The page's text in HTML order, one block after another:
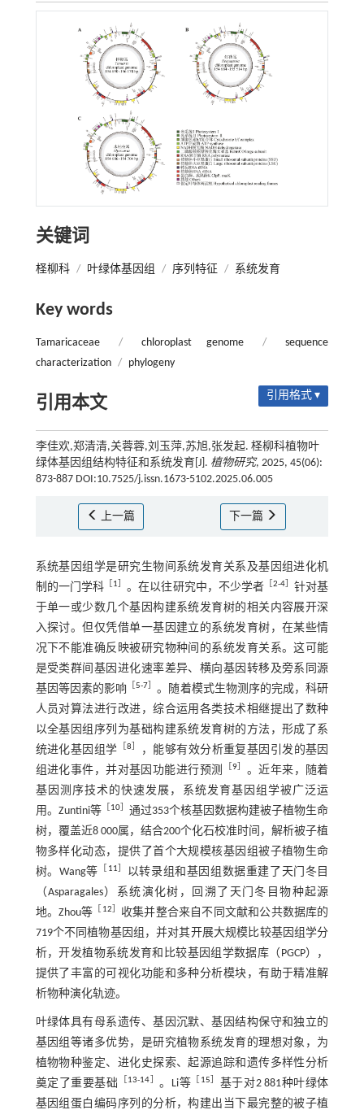
关键词
柽柳科 / 叶绿体基因组 / 序列特征 / 系统发育
Key words
Tamaricaceae / chloroplast genome /
sequence
characterization / phylogeny
引用本文 引用格式 ▾
李佳欢,郑清清,关蓉蓉,刘玉萍,苏旭,张发起. 柽柳科植物叶
绿体基因组结构特征和系统发育[J]. 植物研究, 2025, 45(06):
873-887 DOI:10.7525/j.issn.1673-5102.2025.06.005
上一篇 下一篇
系统基因组学是研究生物间系统发育关系及基因组进化机
制的一门学科
1 。在以往研究中，不少学者 ［2-4 ］针对基
于单一或少数几个基因构建系统发育树的相关内容展开深
入探讨。但仅凭借单一基因建立的系统发育树，在某些情
况下不能准确反映被研究物种间的系统发育关系。这可能
是受类群间基因进化速率差异、横向基因转移及旁系同源
基因等因素的影响
［5-7
。随着模式生物测序的完成，科研
人员对算法进行改进，综合运用各类技术相继提出了数种
以全基因组序列为基础构建系统发育树的方法，形成了系
统进化基因组学 ［8
，能够有效分析重复基因引发的基因
组进化事件，并对基因功能进行预测
9］ 。近年来，随着
基因测序技术的快速发展，系统发育基因组学被广泛运
用。Zuntini等［ 10］ 通过353个核基因数据构建被子植物生命
树，覆盖近8 000属，结合200个化石校准时间，解析被子植
物多样化动态，提供了首个大规模核基因组被子植物生命
树。Wang等
11
以转录组和基因组数据重建了天门冬目
（Asparagales）系统演化树，回溯了天门冬目物种起源
地。Zhou等
12
收集并整合来自不同文献和公共数据库的
719个不同植物基因组，并对其开展大规模比较基因组学分
析，开发植物系统发育和比较基因组学数据库（PGCP），
提供了丰富的可视化功能和多种分析模块，有助于精准解
析物种演化轨迹。
叶绿体具有母系遗传、基因沉默、基因结构保守和独立的
基因组等诸多优势，是研究植物系统发育的理想对象，为
植物物种鉴定、进化史探索、起源追踪和遗传多样性分析
奠定了重要基础
13-14 。Li等 15
基于对2 881种叶绿体
基因组蛋白编码序列的分析，构建出当下最完整的被子植